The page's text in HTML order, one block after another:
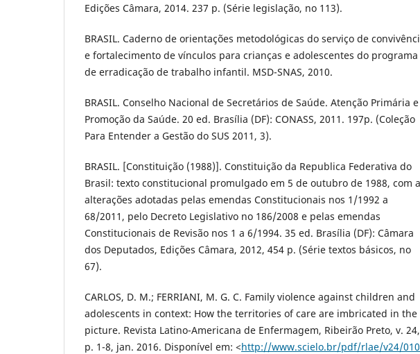
Edições Câmara, 2014. 237 p. (Série legislação, no 113).
BRASIL. Caderno de orientações metodológicas do serviço de
e fortalecimento de vínculos para crianças e adolescentes do programa
de erradicação de trabalho infantil. MSD-SNAS, 2010.
BRASIL. Conselho Nacional de Secretários de Saúde. Atenção Primária e
Promoção da Saúde. 20 ed. Brasília (DF): CONASS, 2011. 197p. (Coleção
Para Entender a Gestão do SUS 2011, 3).
BRASIL. [Constituição (1988)]. Constituição da Republica Federativa do
Brasil: texto constitucional promulgado em 5 de outubro de 1988, com
alterações adotadas pelas emendas Constitucionais nos 1/1992 a
68/2011, pelo Decreto Legislativo no 186/2008 e pelas emendas
Constitucionais de Revisão nos 1 a 6/1994. 35 ed. Brasília (DF): Câmara
dos Deputados, Edições Câmara, 2012, 454 p. (Série textos básicos, no
67).
CARLOS, D. M.; FERRIANI, M. G. C. Family violence against children and
adolescents in context: How the territories of care are imbricated in the
picture. Revista Latino-Americana de Enfermagem, Ribeirão Preto, v. 24,
p. 1-8, jan. 2016. Disponível em: <http://www.scielo.br/pdf/rlae/v24/